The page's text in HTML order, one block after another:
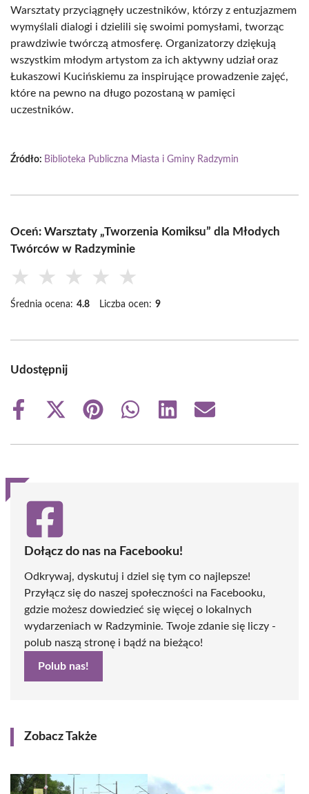
Warsztaty przyciągnęły uczestników, którzy z entuzjazmem
wymyślali dialogi i dzielili się swoimi pomysłami, tworząc
prawdziwie twórczą atmosferę. Organizatorzy dziękują
wszystkim młodym artystom za ich aktywny udział oraz
Łukaszowi Kucińskiemu za inspirujące prowadzenie zajęć,
które na pewno na długo pozostaną w pamięci
uczestników.
Źródło: Biblioteka Publiczna Miasta i Gminy Radzymin
Oceń: Warsztaty „Tworzenia Komiksu” dla Młodych
Twórców w Radzyminie
★ ★ ★ ★ ★
Średnia ocena: 4.8 Liczba ocen: 9
Udostępnij
Share
Share
(Twitter)
Share
Share
Share
Share
Dołącz do nas na Facebooku!
Odkrywaj, dyskutuj i dziel się tym co najlepsze!
Przyłącz się do naszej społeczności na Facebooku,
gdzie możesz dowiedzieć się więcej o lokalnych
wydarzeniach w Radzyminie. Twoje zdanie się liczy -
polub naszą stronę i bądź na bieżąco!
Polub nas!
Zobacz Także